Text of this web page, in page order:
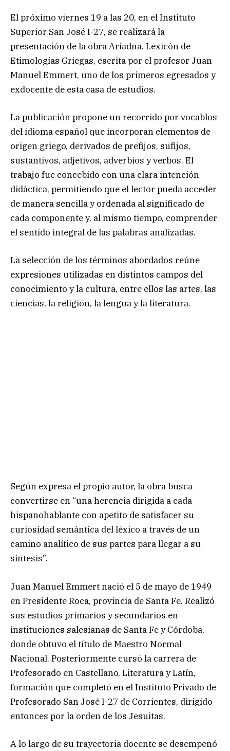
El próximo viernes 19 a las 20, en el Instituto
Superior San José I-27, se realizará la
presentación de la obra Ariadna. Lexicón de
Etimologías Griegas, escrita por el profesor Juan
Manuel Emmert, uno de los primeros egresados y
exdocente de esta casa de estudios.
La publicación propone un recorrido por vocablos
del idioma español que incorporan elementos de
origen griego, derivados de prefijos, sufijos,
sustantivos, adjetivos, adverbios y verbos. El
trabajo fue concebido con una clara intención
didáctica, permitiendo que el lector pueda acceder
de manera sencilla y ordenada al significado de
cada componente y, al mismo tiempo, comprender
el sentido integral de las palabras analizadas.
La selección de los términos abordados reúne
expresiones utilizadas en distintos campos del
conocimiento y la cultura, entre ellos las artes, las
ciencias, la religión, la lengua y la literatura.
Según expresa el propio autor, la obra busca
convertirse en “una herencia dirigida a cada
hispanohablante con apetito de satisfacer su
curiosidad semántica del léxico a través de un
camino analítico de sus partes para llegar a su
síntesis”.
Juan Manuel Emmert nació el 5 de mayo de 1949
en Presidente Roca, provincia de Santa Fe. Realizó
sus estudios primarios y secundarios en
instituciones salesianas de Santa Fe y Córdoba,
donde obtuvo el título de Maestro Normal
Nacional. Posteriormente cursó la carrera de
Profesorado en Castellano, Literatura y Latín,
formación que completó en el Instituto Privado de
Profesorado San José I-27 de Corrientes, dirigido
entonces por la orden de los Jesuitas.
A lo largo de su trayectoria docente se desempeñó